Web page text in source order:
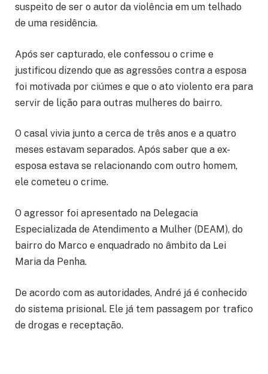
suspeito de ser o autor da violência em um telhado
de uma residência.
Após ser capturado, ele confessou o crime e
justificou dizendo que as agressões contra a esposa
foi motivada por ciúmes e que o ato violento era para
servir de lição para outras mulheres do bairro.
O casal vivia junto a cerca de três anos e a quatro
meses estavam separados. Após saber que a ex-
esposa estava se relacionando com outro homem,
ele cometeu o crime.
O agressor foi apresentado na Delegacia
Especializada de Atendimento a Mulher (DEAM), do
bairro do Marco e enquadrado no âmbito da Lei
Maria da Penha.
De acordo com as autoridades, André já é conhecido
do sistema prisional. Ele já tem passagem por trafico
de drogas e receptação.